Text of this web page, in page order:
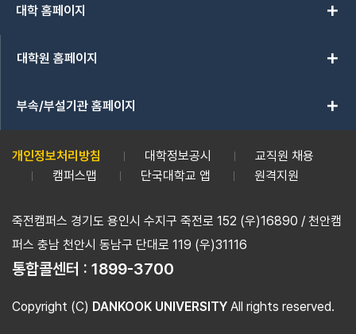
대학 홈페이지 add
대학원 홈페이지 add
부속/부설기관 홈페이지 add
개인정보처리방침 대학정보공시
교직원 채용
캠퍼스맵
단국대학교 앱 원격지원
죽전캠퍼스 경기도 용인시 수지구 죽전로 152 (우)16890 / 천안캠
퍼스 충남 천안시 동남구 단대로 119 (우)31116
통합콜센터 : 1899-3700
Copyright (C) DANKOOK UNIVERSITY All rights reserved.